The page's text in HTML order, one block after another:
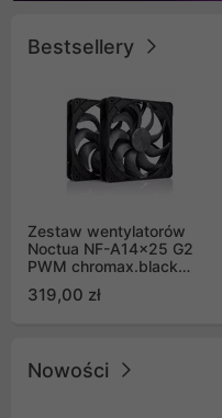
Bestsellery
Zestaw wentylatorów
Noctua NF-A14x25 G2
PWM chromax.black
Push Pull (2szt)
319,00 zł
Nowości